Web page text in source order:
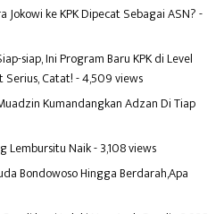
Jokowi ke KPK Dipecat Sebagai ASN?-
siap, Ini Program Baru KPK di Level
Serius, Catat!- 4,509 views
Kumandangkan Adzan Di Tiap
Lembursitu Naik- 3,108 views
Bondowoso Hingga Berdarah,Apa